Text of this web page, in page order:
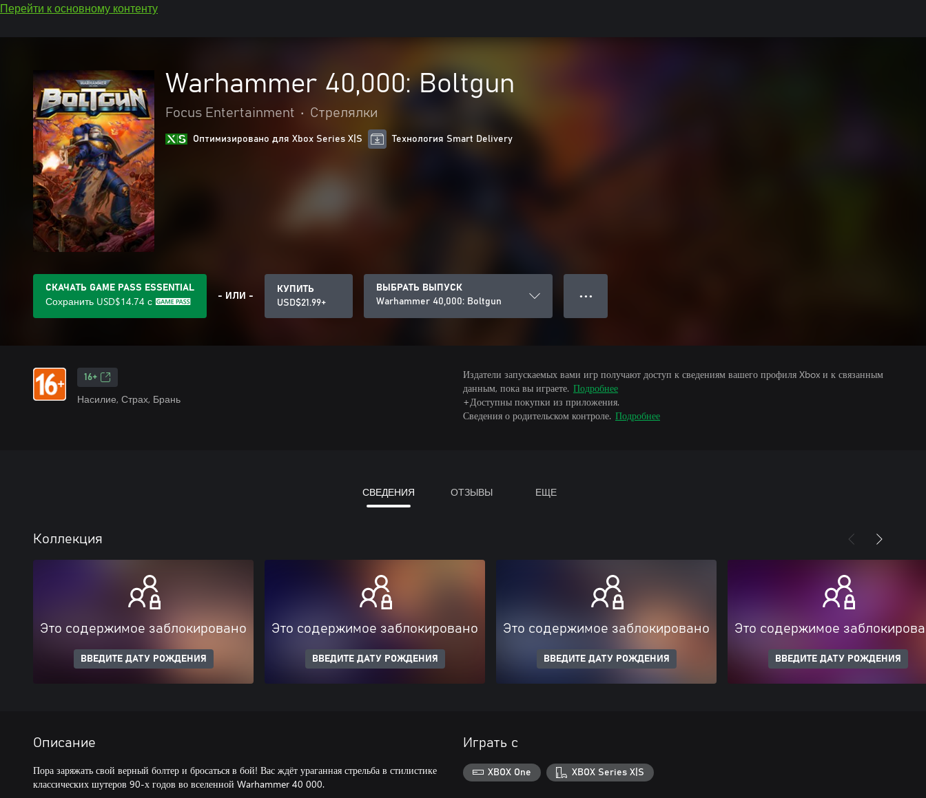
Перейти к основному контенту
Warhammer 40,000: Boltgun
Focus Entertainment • Стрелялки
Оптимизировано для Xbox Series X|S Технология Smart Delivery
СКАЧАТЬ GAME PASS ESSENTIAL
Сохранить USD$14.74 с - ИЛИ -
КУПИТЬ
USD$21.99+
ВЫБРАТЬ ВЫПУСК
Warhammer 40,000: Boltgun
● ● ●
16+
Насилие, Страх, Брань
Издатели запускаемых вами игр получают доступ к сведениям вашего профиля Xbox и к связанным
данным, пока вы играете. Подробнее
+Доступны покупки из приложения.
Сведения о родительском контроле. Подробнее
СВЕДЕНИЯ ОТЗЫВЫ ЕЩЕ
Коллекция
Это содержимое заблокировано
ВВЕДИТЕ ДАТУ РОЖДЕНИЯ
Это содержимое заблокировано
ВВЕДИТЕ ДАТУ РОЖДЕНИЯ
Это содержимое заблокировано
ВВЕДИТЕ ДАТУ РОЖДЕНИЯ
Это содержимое
ВВЕДИТЕ ДАТУ РОЖДЕНИЯ
Описание
Пора заряжать свой верный болтер и бросаться в бой! Вас ждёт ураганная стрельба в стилистике
классических шутеров 90-х годов во вселенной Warhammer 40 000.
Играть с
XBOX One XBOX Series X|S